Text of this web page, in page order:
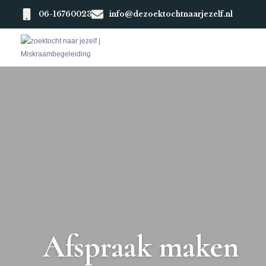
06-16760023 info@dezoektochtnaarjezelf.nl
Afspraak maken